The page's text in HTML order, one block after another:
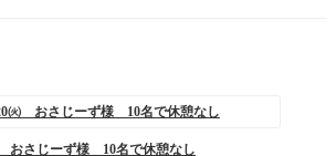
おさじーず様 10名で休憩なし